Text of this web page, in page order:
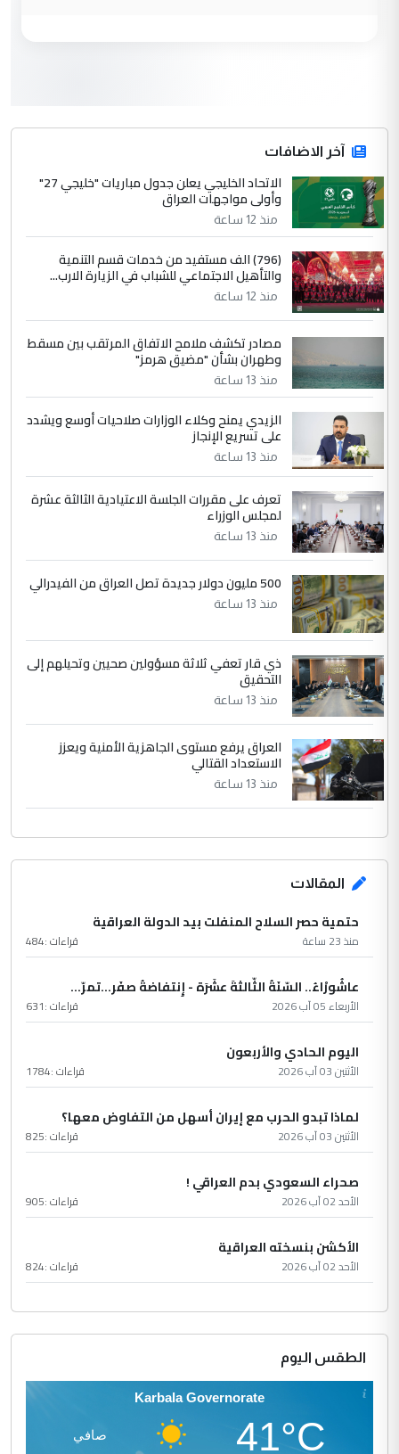
جنسية الرافد الثالث للعراق ومن اصول عريقة
ابا فرات ...
الموضوع :
الجواهري يرد على صدام حسين سل
مضجعيك يابن الزنا (نص كامل)
سردار
التعليق : واحد من عصابة علي ماما يسقط
جنسية الرافد الثالث للعراق ومن اصول عريقة
ابا فرات ...
الجواهري يرد على صدام حسين سل
مضجعيك يابن الزنا (نص كامل)
5
التعليق : تحياتي لك استاذ حامدتركان. كلام
دقيق ومسؤول؛ فالاستثمار الحقيقي للإنسان
الموضوع :
بين الإهمال واغتصاب الأرض.. بلاد
الرافدين تعاني الجفاف والتصحر!!
آخر الاضافات
الاتحاد الخليجي يعلن جدول مباريات "خليجي 27"
وأولى مواجهات العراق
منذ 12 ساعة
(796) الف مستفيد من خدمات قسم التنمية
والتأهيل الاجتماعي للشباب في الزيارة الارب...
منذ 12 ساعة
مصادر تكشف ملامح الاتفاق المرتقب بين مسقط
وطهران بشأن "مضيق هرمز"
منذ 13 ساعة
الزيدي يمنح وكلاء الوزارات صلاحيات أوسع ويشدد
على تسريع الإنجاز
منذ 13 ساعة
تعرف على مقررات الجلسة الاعتيادية الثالثة عشرة
لمجلس الوزراء
منذ 13 ساعة
500 مليون دولار جديدة تصل العراق من الفيدرالي
منذ 13 ساعة
ذي قار تعفي ثلاثة مسؤولين صحيين وتحيلهم إلى
التحقيق
منذ 13 ساعة
العراق يرفع مستوى الجاهزية الأمنية ويعزز
الاستعداد القتالي
منذ 13 ساعة
المقالات
حتمية حصر السلاح المنفلت بيد الدولة العراقية
منذ 23 ساعة قراءات :484
عاشُورْاءُ.. السّنَةُ الثّالثةَ عشَرَة - إِنتفاضةُ صفَر…تمرّ...
الأربعاء 05 آب 2026 قراءات :631
اليوم الحادي والأربعون
الأثنين 03 آب 2026 قراءات :1784
لماذا تبدو الحرب مع إيران أسهل من التفاوض معها؟
الأثنين 03 آب 2026 قراءات :825
صحراء السعودي بدم العراقي !
الأحد 02 آب 2026 قراءات :905
الأكشن بنسخته العراقية
الأحد 02 آب 2026 قراءات :824
الطقس اليوم
Karbala Governorate
41°C صافي